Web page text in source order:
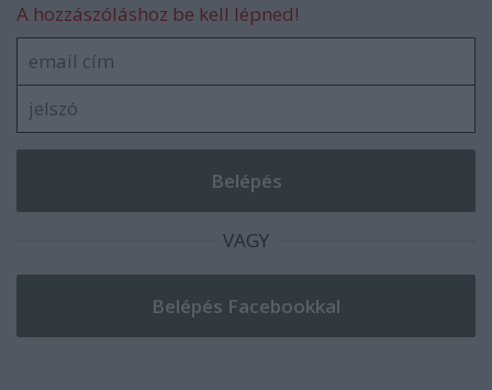
A hozzászóláshoz be kell lépned!
VAGY